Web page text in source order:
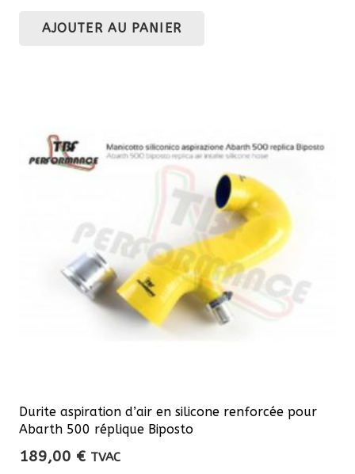
AJOUTER AU PANIER
Durite aspiration d’air en silicone renforcée pour
Abarth 500 réplique Biposto
189,00 € TVAC